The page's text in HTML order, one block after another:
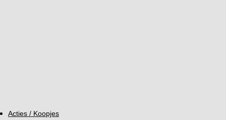
Acties / Koopjes